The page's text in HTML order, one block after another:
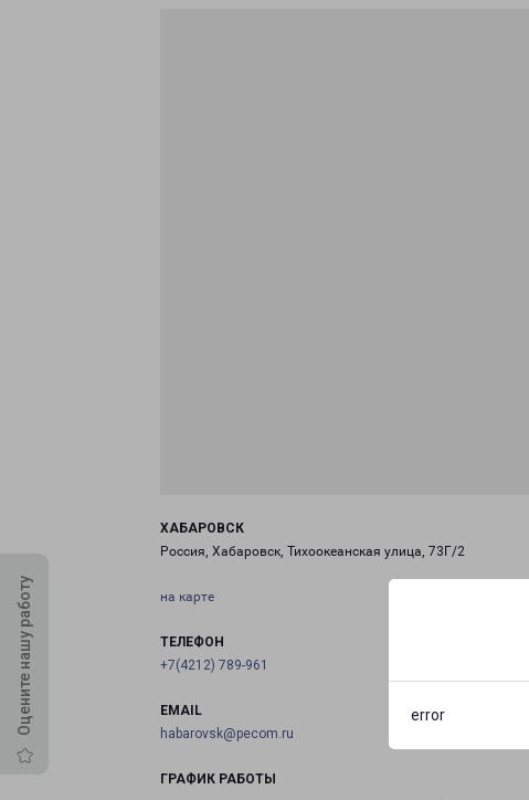
error
Оцените нашу работу
ХАБАРОВСК
Россия, Хабаровск, Тихоокеанская улица, 73Г/2
на карте
ТЕЛЕФОН
+7(4212) 789-961
EMAIL
habarovsk@pecom.ru
ГРАФИК РАБОТЫ